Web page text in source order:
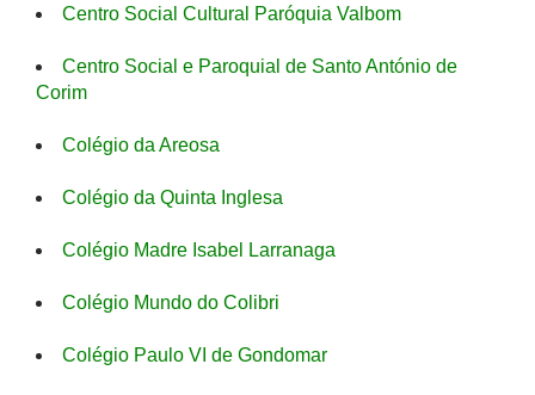
Centro Social Cultural Paróquia Valbom
Centro Social e Paroquial de Santo António de
Corim
Colégio da Areosa
Colégio da Quinta Inglesa
Colégio Madre Isabel Larranaga
Colégio Mundo do Colibri
Colégio Paulo VI de Gondomar